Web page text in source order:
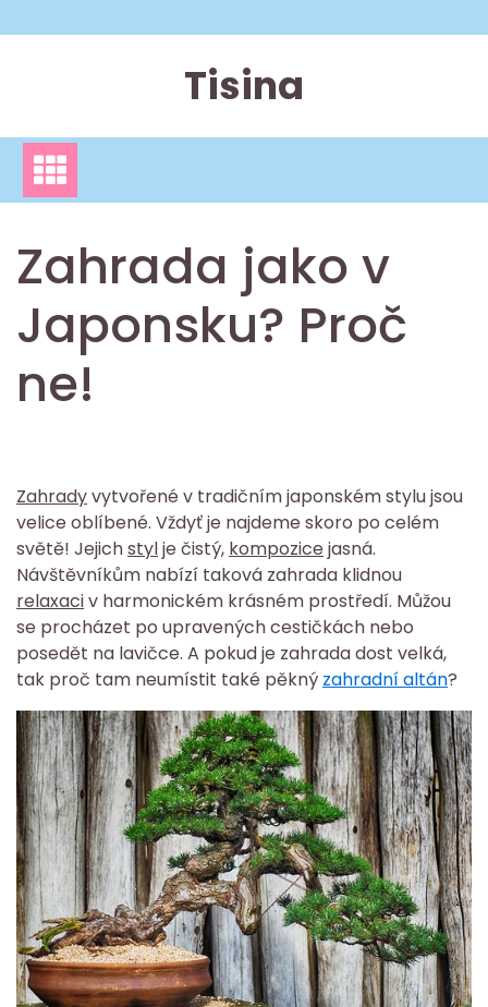
to
Tisina
Zahrada jako v
Japonsku? Proč
ne!
Zahradyvytvořené v tradičním japonském stylu jsou
velice oblíbené. Vždyť je najdeme skoro po celém
světě! Jejichstylje čistý, kompozice jasná.
Návštěvníkům nabízí taková zahrada klidnou
relaxaciv harmonickém krásném prostředí. Můžou
se procházet po upravených cestičkách nebo
posedět na lavičce. A pokud je zahrada dost velká,
tak proč tam neumístit také pěkný zahradní altán?